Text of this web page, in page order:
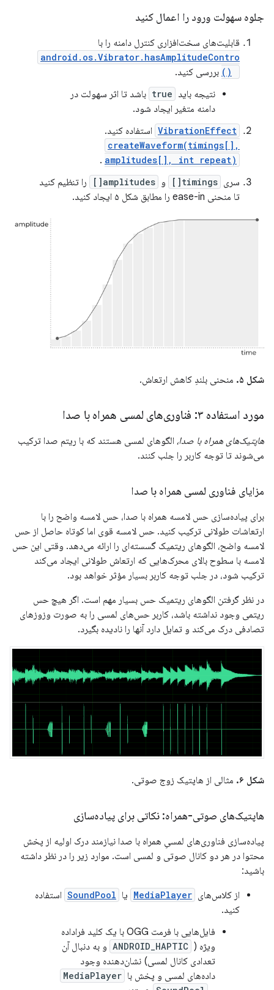
جلوه سهولت ورود را اعمال کنید
قابلیت‌های سخت‌افزاری کنترل دامنه را با
android.os.Vibrator.hasAmplitudeContro
بررسی کنید.
نتیجه باید true باشد تا اثر سهولت در
دامنه متغیر ایجاد شود.
VibrationEffect استفاده کنید.
createWaveform(timings[],
amplitudes[], int repeat)
.
سری timings[] و amplitudes[]
را تنظیم کنید
تا منحنی ease-in را مطابق شکل ۵ ایجاد کنید.
شکل ۵. منحنی بلندِ کاهش ارتعاش.
مورد استفاده ۳: فناوری‌های لمسی همراه با صدا
هاپتیک‌های همراه با صدا، الگوهای لمسی هستند که با ریتم صدا ترکیب
می‌شوند تا توجه کاربر را جلب کنند.
مزایای فناوری لمسی همراه با صدا
برای پیاده‌سازی حس لامسه همراه با صدا، حس لامسه واضح را با
ارتعاشات طولانی ترکیب کنید. حس لامسه قوی اما کوتاه حاصل از حس
لامسه واضح، الگوهای ریتمیک گسسته‌ای را ارائه می‌دهد. وقتی این حس
لامسه با سطوح بالای محرک‌هایی که ارتعاش طولانی ایجاد می‌کند
ترکیب شود، در جلب توجه کاربر بسیار مؤثر خواهد بود.
در نظر گرفتن الگوهای ریتمیک حس بسیار مهم است. اگر هیچ حس
ریتمی وجود نداشته باشد، کاربر حس‌های لمسی را به صورت وزوزهای
تصادفی درک می‌کند و تمایل دارد آنها را نادیده بگیرد.
شکل ۶. مثالی از هاپتیک زوج صوتی.
هاپتیک‌های صوتی-همراه: نکاتی برای پیاده‌سازی
پیاده‌سازی فناوری‌های لمسیِ همراه با صدا نیازمند درک اولیه از پخش
محتوا در هر دو کانال صوتی و لمسی است. موارد زیر را در نظر داشته
باشید:
از کلاس‌های MediaPlayer یا SoundPool استفاده
کنید.
فایل‌هایی با فرمت OGG با یک کلید فراداده
ویژه ( ANDROID_HAPTIC و به دنبال آن
تعدادی کانال لمسی) نشان‌دهنده وجود
داده‌های لمسی و پخش با MediaPlayer